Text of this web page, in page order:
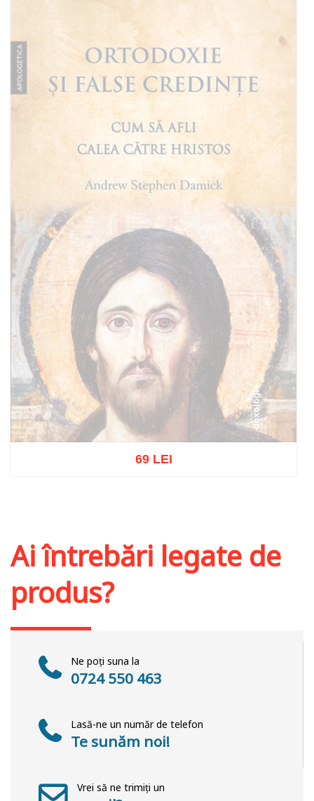
69 LEI
Ai întrebări legate de
produs?
Ne poți suna la
0724 550 463
Lasă-ne un număr de telefon
Te sunăm noi!
Vrei să ne trimiți un